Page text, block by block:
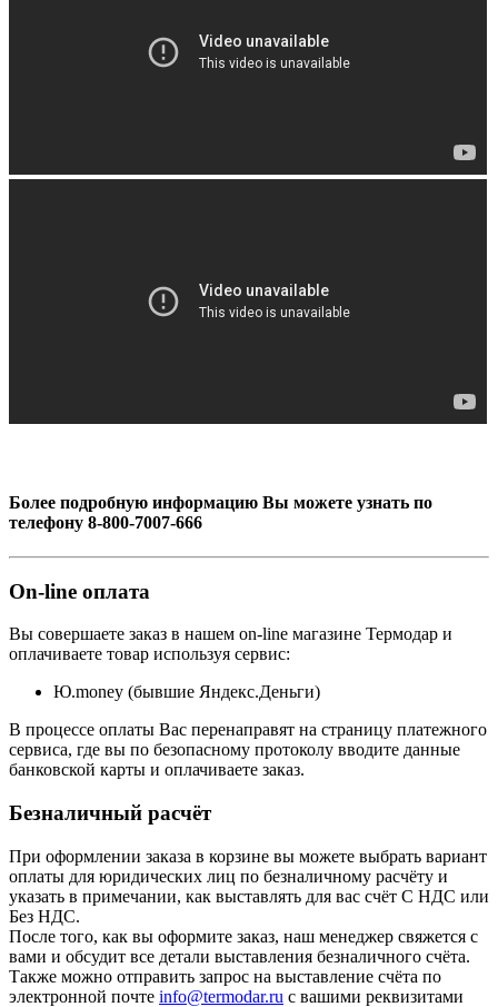
Более подробную информацию Вы можете узнать по
телефону 8-800-7007-666
On-line оплата
Вы совершаете заказ в нашем on-line магазине Термодар и
оплачиваете товар используя сервис:
Ю.money (бывшие Яндекс.Деньги)
В процессе оплаты Вас перенаправят на страницу платежного
сервиса, где вы по безопасному протоколу вводите данные
банковской карты и оплачиваете заказ.
Безналичный расчёт
При оформлении заказа в корзине вы можете выбрать вариант
оплаты для юридических лиц по безналичному расчёту и
указать в примечании, как выставлять для вас счёт С НДС или
Без НДС.
После того, как вы оформите заказ, наш менеджер свяжется с
вами и обсудит все детали выставления безналичного счёта.
Также можно отправить запрос на выставление счёта по
электронной почте info@termodar.ru с вашими реквизитами